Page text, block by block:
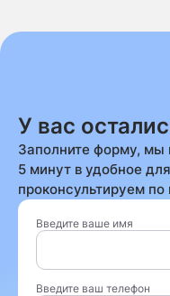
У вас
Заполните форму, мы
5 минут в удобное
проконсультируем
Введите ваше имя
Введите ваш телефон